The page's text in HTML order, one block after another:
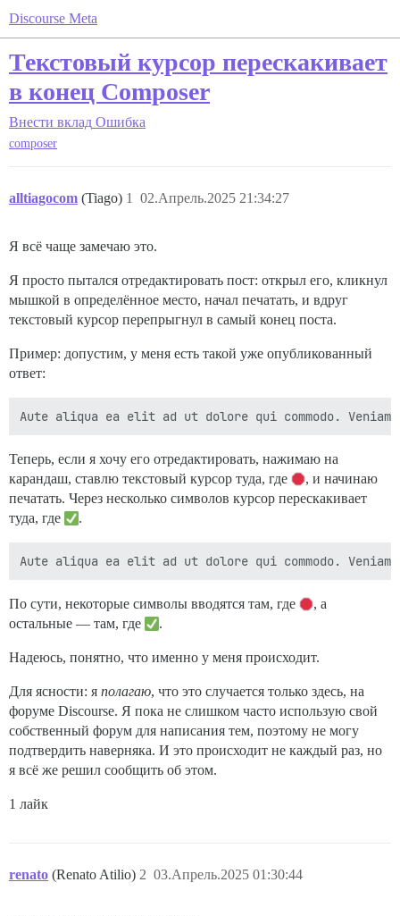
Discourse Meta
Текстовый курсор перескакивает
в конец Composer
Внести вклад Ошибка
composer
alltiagocom (Tiago) 02.Апрель.2025 21:34:27
1
Я всё чаще замечаю это.
Я просто пытался отредактировать пост: открыл его, кликнул
мышкой в определённое место, начал печатать, и вдруг
текстовый курсор перепрыгнул в самый конец поста.
Пример: допустим, у меня есть такой уже опубликованный
ответ:
Теперь, если я хочу его отредактировать, нажимаю на
карандаш, ставлю текстовый курсор туда, где
, и начинаю
печатать. Через несколько символов курсор перескакивает
туда, где
.
По сути, некоторые символы вводятся там, где
, а
остальные — там, где
.
Надеюсь, понятно, что именно у меня происходит.
Для ясности: я полагаю, что это случается только здесь, на
форуме Discourse. Я пока не слишком часто использую свой
собственный форум для написания тем, поэтому не могу
подтвердить наверняка. И это происходит не каждый раз, но
я всё же решил сообщить об этом.
1 лайк
renato (Renato Atilio) 03.Апрель.2025 01:30:44
2